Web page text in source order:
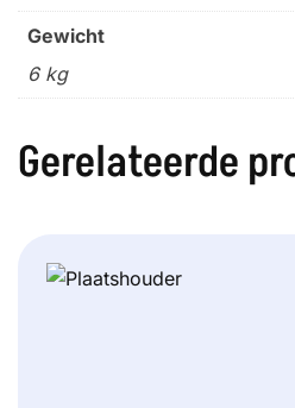
Gewicht
6 kg
Gerelateerde